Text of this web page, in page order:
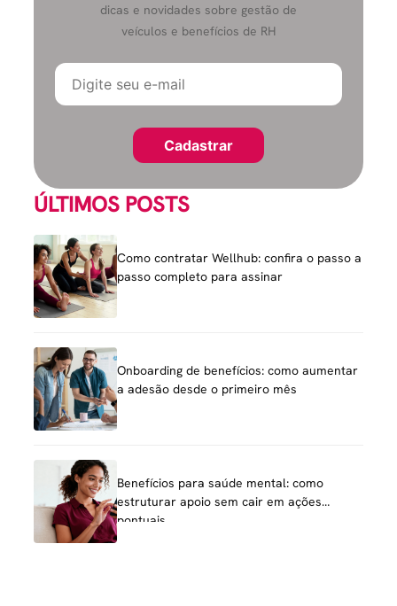
dicas e novidades sobre gestão de
veículos e benefícios de RH
ÚLTIMOS POSTS
Como contratar Wellhub: confira o passo a
passo completo para assinar
Onboarding de benefícios: como aumentar
a adesão desde o primeiro mês
Benefícios para saúde mental: como
estruturar apoio sem cair em ações
pontuais